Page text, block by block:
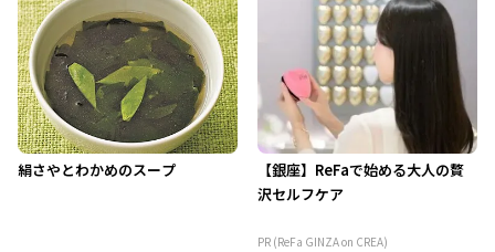
絹さやとわかめのスープ
【銀座】ReFaで始める大人の贅
沢セルフケア
PR (ReFa GINZA on CREA)